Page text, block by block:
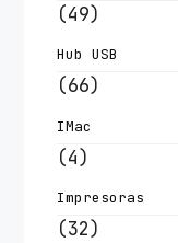
(49)
Hub USB
(66)
IMac
(4)
Impresoras
(32)